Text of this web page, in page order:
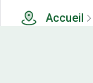
Accueil